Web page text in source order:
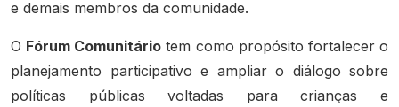
e demais membros da comunidade.
O Fórum Comunitário tem como propósito fortalecer o
planejamento participativo e ampliar o diálogo sobre
políticas públicas voltadas para crianças e